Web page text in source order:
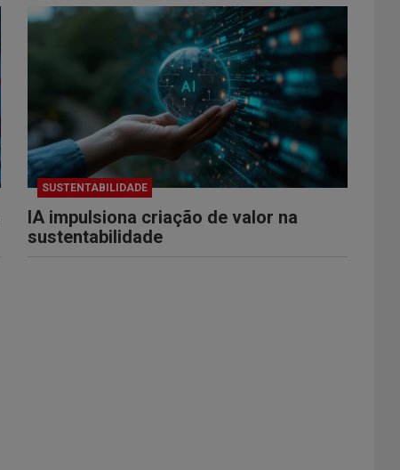
SUSTENTABILIDADE
IA impulsiona criação de valor na
sustentabilidade